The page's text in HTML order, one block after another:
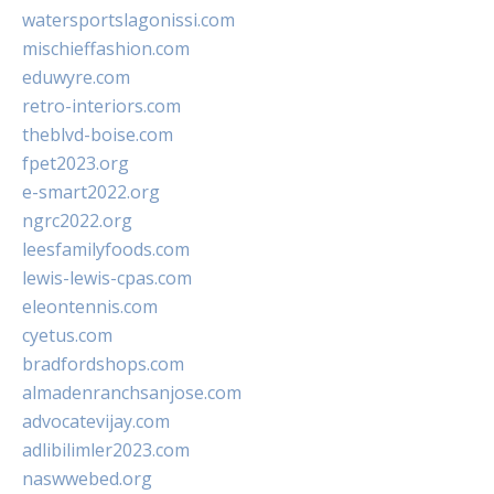
watersportslagonissi.com
mischieffashion.com
eduwyre.com
retro-interiors.com
theblvd-boise.com
fpet2023.org
e-smart2022.org
ngrc2022.org
leesfamilyfoods.com
lewis-lewis-cpas.com
eleontennis.com
cyetus.com
bradfordshops.com
almadenranchsanjose.com
advocatevijay.com
adlibilimler2023.com
naswwebed.org